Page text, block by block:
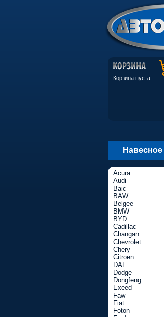
Корзина пуста
Acura
Audi
Baic
BAW
Belgee
BMW
BYD
Cadillac
Changan
Chevrolet
Chery
Citroen
DAF
Dodge
Dongfeng
Exeed
Faw
Fiat
Foton